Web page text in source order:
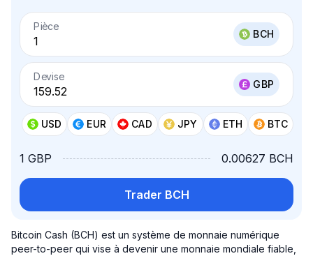
Pièce
BCH
Devise
GBP
USD EUR CAD JPY ETH BTC
1 GBP 0.00627 BCH
Trader BCH
Bitcoin Cash (BCH) est un système de monnaie numérique
peer-to-peer qui vise à devenir une monnaie mondiale fiable,